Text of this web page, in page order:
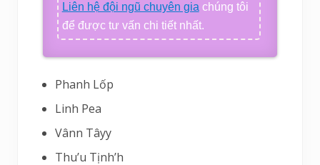
Liên hệ đội ngũ chuyên gia chúng tôi
để được tư vấn chi tiết nhất.
Phanh Lốp
Linh Pea
Vânn Tâyy
Thu’u Tịnh’h